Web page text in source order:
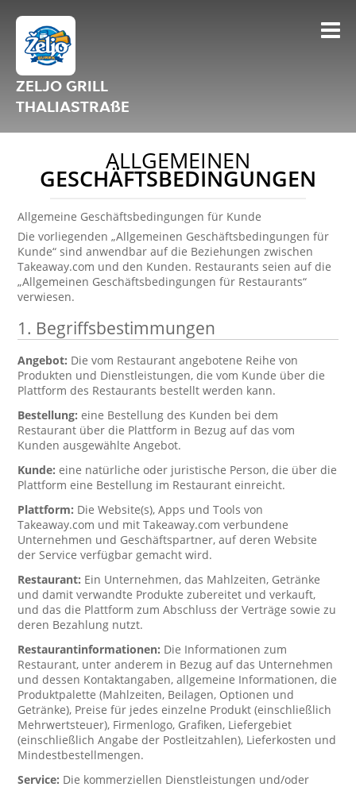
ZELJO GRILL
THALIASTRAßE
ALLGEMEINEN
GESCHÄFTSBEDINGUNGEN
Allgemeine Geschäftsbedingungen für Kunde
Die vorliegenden „Allgemeinen Geschäftsbedingungen für
Kunde“ sind anwendbar auf die Beziehungen zwischen
Takeaway.com und den Kunden. Restaurants seien auf die
„Allgemeinen Geschäftsbedingungen für Restaurants“
verwiesen.
1. Begriffsbestimmungen
Angebot: Die vom Restaurant angebotene Reihe von
Produkten und Dienstleistungen, die vom Kunde über die
Plattform des Restaurants bestellt werden kann.
Bestellung:eine Bestellung des Kunden bei dem
Restaurant über die Plattform in Bezug auf das vom
Kunden ausgewählte Angebot.
Kunde:eine natürliche oder juristische Person, die über die
Plattform eine Bestellung im Restaurant einreicht.
Plattform: Die Website(s), Apps und Tools von
Takeaway.com und mit Takeaway.com verbundene
Unternehmen und Geschäftspartner, auf deren Website
der Service verfügbar gemacht wird.
Restaurant: Ein Unternehmen, das Mahlzeiten, Getränke
und damit verwandte Produkte zubereitet und verkauft,
und das die Plattform zum Abschluss der Verträge sowie zu
deren Bezahlung nutzt.
Restaurantinformationen: Die Informationen zum
Restaurant, unter anderem in Bezug auf das Unternehmen
und dessen Kontaktangaben, allgemeine Informationen, die
Produktpalette (Mahlzeiten, Beilagen, Optionen und
Getränke), Preise für jedes einzelne Produkt (einschließlich
Mehrwertsteuer), Firmenlogo, Grafiken, Liefergebiet
(einschließlich Angabe der Postleitzahlen), Lieferkosten und
Mindestbestellmengen.
Service: Die kommerziellen Dienstleistungen und/oder